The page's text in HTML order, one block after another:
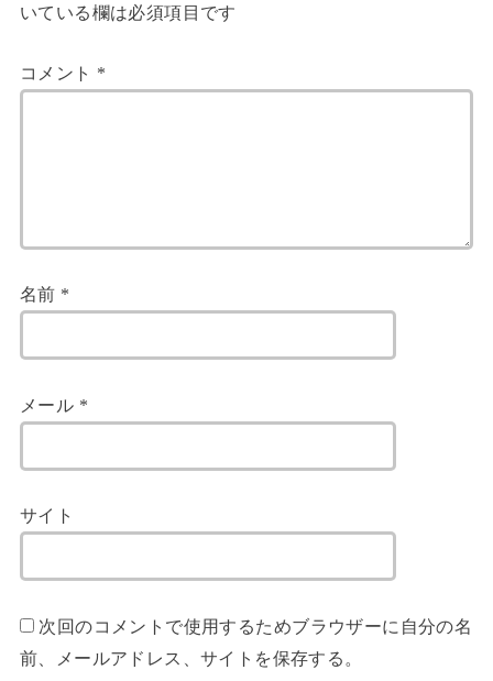
いている欄は必須項目です
コメント *
名前 *
メール *
サイト
次回のコメントで使用するためブラウザーに自分の名
前、メールアドレス、サイトを保存する。